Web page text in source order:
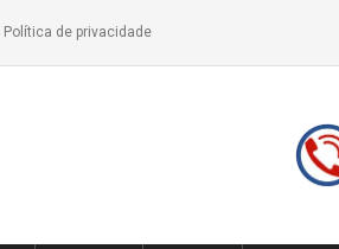
Política de privacidade